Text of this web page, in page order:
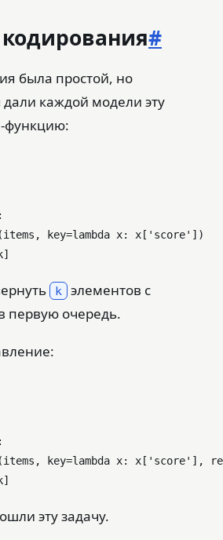
#
была простой, но
каждой модели эту
функцию:
(items, key=lambda x: x[ 'score' ])
k
элементов с
первую очередь.
(items, key=lambda x: x[ 'score' ],
эту задачу.